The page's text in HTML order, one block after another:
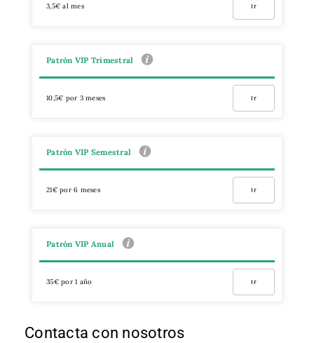
3,5€ al mes Ir
Patrón VIP Trimestral
10,5€ por 3 meses Ir
Patrón VIP Semestral
21€ por 6 meses Ir
Patrón VIP Anual
35€ por 1 año Ir
Contacta con nosotros